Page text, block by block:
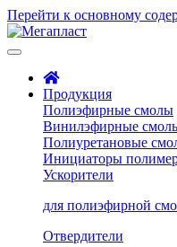
Перейти к основному
Продукция
Полиэфирные смолы
Винилэфирные
Полиуретановые
Инициаторы
Ускорители
для полиэфирной
Отвердители